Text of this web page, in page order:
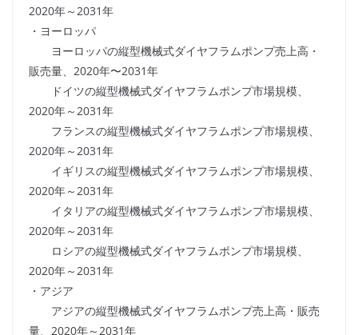
2020年～2031年
・ヨーロッパ
ヨーロッパの縦型機械式ダイヤフラムポンプ売上高・
販売量、2020年〜2031年
ドイツの縦型機械式ダイヤフラムポンプ市場規模、
2020年～2031年
フランスの縦型機械式ダイヤフラムポンプ市場規模、
2020年～2031年
イギリスの縦型機械式ダイヤフラムポンプ市場規模、
2020年～2031年
イタリアの縦型機械式ダイヤフラムポンプ市場規模、
2020年～2031年
ロシアの縦型機械式ダイヤフラムポンプ市場規模、
2020年～2031年
・アジア
アジアの縦型機械式ダイヤフラムポンプ売上高・販売
量、2020年～2031年